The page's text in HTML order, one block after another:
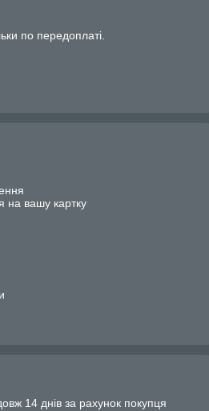
по передоплаті.
на вашу картку
14 днів за рахунок покупця